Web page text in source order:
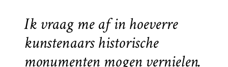
Ik vraag me af in hoeverre
kunstenaars historische
monumenten mogen vernielen.